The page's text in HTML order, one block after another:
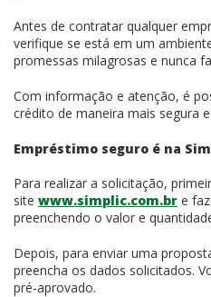
Antes de contratar qualquer
verifique se está em um
promessas milagrosas e nunca
Com informação e atenção, é
crédito de maneira mais segura
Empréstimo seguro é na
Para realizar a solicitação,
site www.simplic.com.br e
preenchendo o valor e
Depois, para enviar uma
preencha os dados solicitados.
pré-aprovado.